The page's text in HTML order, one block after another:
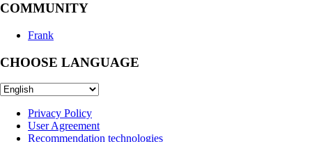
COMMUNITY
Frank
CHOOSE LANGUAGE
Privacy Policy
User Agreement
Recommendation technologies